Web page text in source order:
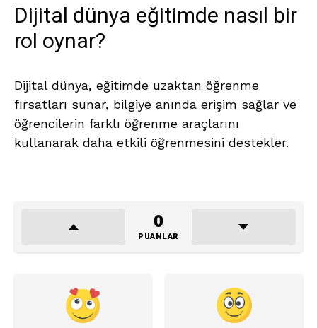
Dijital dünya eğitimde nasıl bir
rol oynar?
Dijital dünya, eğitimde uzaktan öğrenme
fırsatları sunar, bilgiye anında erişim sağlar ve
öğrencilerin farklı öğrenme araçlarını
kullanarak daha etkili öğrenmesini destekler.
0
PUANLAR